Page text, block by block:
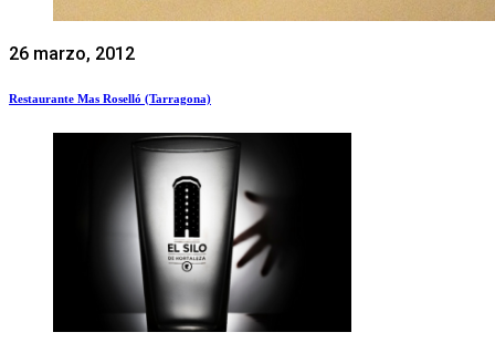
26 marzo, 2012
Restaurante Mas Roselló (Tarragona)